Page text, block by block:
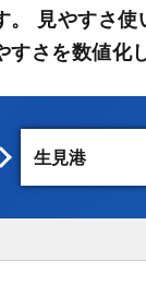
見やすさ
さを数値化